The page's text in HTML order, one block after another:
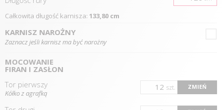
Całkowita długość karnisza: 133,80 cm
KARNISZ NAROŻNY
Zaznacz jeśli karnisz ma być narożny
MOCOWANIE
FIRAN I ZASŁON
Tor pierwszy
Kółko z agrafką
szt. ZMIEŃ